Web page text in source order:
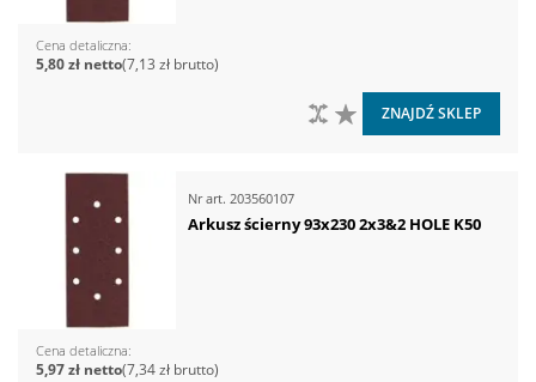
Cena detaliczna
7,13 zł
5,80 zł
DO LISTY ŻYCZEŃ
DO PORÓWNANIA
ZNAJDŹ SKLEP
Nr art. 203560107
Arkusz ścierny 93x230 2x3&2 HOLE K50
Cena detaliczna
7,34 zł
5,97 zł